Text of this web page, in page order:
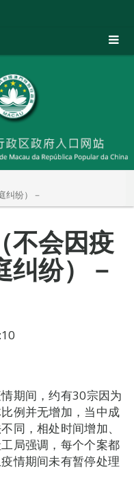
纠纷）－
不会因疫
纠纷）－
期间，约有30宗因为
例并无增加，当中成
同，相处时间增加、
局强调，每个个案都
情期间未有暂停处理